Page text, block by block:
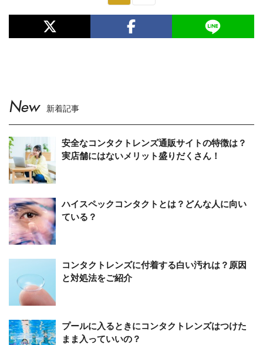
New 新着記事
安全なコンタクトレンズ通販サイトの特徴は？
実店舗にはないメリット盛りだくさん！
ハイスペックコンタクトとは？どんな人に向い
ている？
コンタクトレンズに付着する白い汚れは？原因
と対処法をご紹介
プールに入るときにコンタクトレンズはつけた
まま入っていいの？